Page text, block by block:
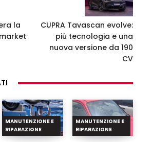
la
CUPRA Tavascan evolve:
più tecnologia e una
nuova versione da 190
CV
MANUTENZIONE E
RIPARAZIONE
MANUTENZIONE E
RIPARAZIONE